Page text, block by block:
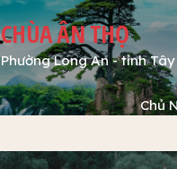
CHÙA ÂN THỌ
Phường Long An - tỉnh
Chủ